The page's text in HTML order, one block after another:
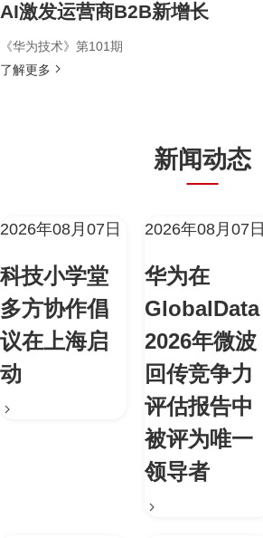
AI激发运营商B2B新增长
《华为技术》第101期
了解更多
新闻动态
2026年08月07日
科技小学堂
多方协作倡
议在上海启
动
2026年08月07日
华为在
GlobalData
2026年微波
回传竞争力
评估报告中
被评为唯一
领导者